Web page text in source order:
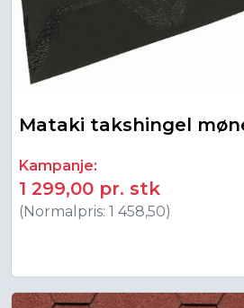
Mataki takshingel
Kampanje:
1 299,00 pr. stk
(Normalpris: 1 458,50)